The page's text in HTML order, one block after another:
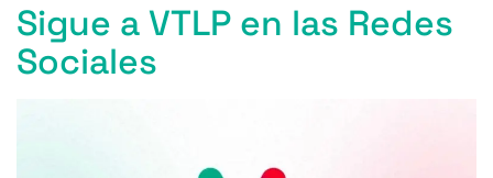
Sigue a VTLP en las Redes
Sociales